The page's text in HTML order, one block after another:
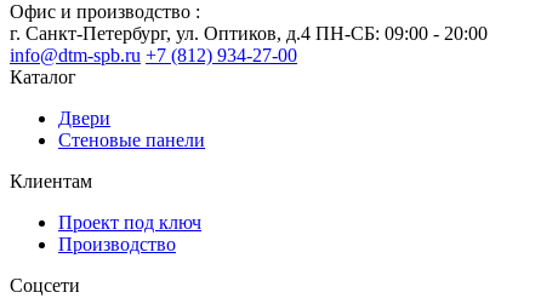
Офис и производство :
г. Санкт-Петербург, ул. Оптиков, д.4 ПН-СБ: 09:00 - 20:00
info@dtm-spb.ru +7 (812) 934-27-00
Каталог
Двери
Стеновые панели
Клиентам
Проект под ключ
Производство
Соцсети